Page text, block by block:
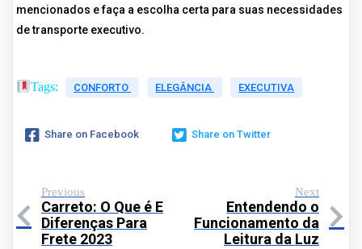
mencionados e faça a escolha certa para suas necessidades
de transporte executivo.
Tags: CONFORTO ELEGÂNCIA EXECUTIVA
Share on Facebook Share on Twitter
Previous
Carreto: O Que é E
Diferenças Para
Frete 2023
Next
Entendendo o
Funcionamento da
Leitura da Luz